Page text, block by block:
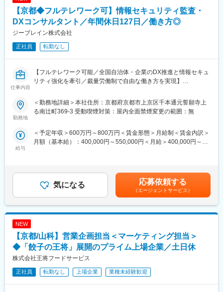
た、各専門ごとの技術研修から、人間力研修まで、業界トップク
ラスのグループ研修体制を整えています。「研修回数：631回／
年」「研修制度を有効活用しているエンジニア：延べ6,762名」な
ど、他社とは比べ物にならないレベルでの研修を受けることがで
きます。その結果が、「離職率：約6.1%（製造業平均約11％）」
変更の範囲：会社の定める業務
▽建築施工現場の監理業務
■案件の特徴：
ど幅広くございます。エリアは京都をメインとし、大阪・滋賀・
になり、業務が偏らないように配分します。
計13名（20代1名、30代2名、40代4名、50代2名、60代以上4名
／男性：11名、女性：2名) が在籍しており、幅広いメンバーが活
■特徴：
◎働き方改革進行中！
う、調整・管理をして残業削減への取り組みを行っています。
◎社長と社員の距離が近く、風通しが良い社風です。また自由度
の高い民間案件が中心であり、個人の裁量が大きい環境の為、建
【京都◆フルテレワーク可】情報セキュリティ監査・
DXコンサルタント／年間休日127日／働き方◎
ジーブレイン株式会社
正社員 転勤なし
仕事内容
【フルテレワーク可能／全国自治体・企業のDX推進と情報セキュ
リティ強化を牽引／裁量労働制で自由な働き方を実現】
当社のコンサルタント職は、情報セキュリティ監査やDX・セキュ
リティコンサルティングを通じて、全国の自治体や企業の情報資
当し、付随して見積作成・契約などの営業活動も発生します。
ッフ研修、セキュリティ対策の実施サポート、第三者監査の実施
です。また、自治体向け研修システムのコンサル業務や、DX人材
育成にも携わります。全国への出張が多く、オンライン会議も活
用しながら業務を遂行します。顧客に合わせた見積作成や契約対
応も行い、業績に応じて歩合制度への切り替えも可能です。
■組織構成
全社員9名で、元SEやエンジニア出身者が中心。少数精鋭のチー
ムです。
■業務の魅力
フルテレワーク可能、裁量労働制で自分のペースで働ける環境で
勤務地
＜勤務地詳細＞本社住所：京都府京都市上京区千本通元誓願寺上
る南辻町369-3 受動喫煙対策：屋内全面禁煙変更の範囲：無
給与
＜予定年収＞600万円～800万円＜賃金形態＞月給制＜賃金内訳＞
月額（基本給）：400,000円～550,000円＜月給＞400,000円～
す。月給(月額)は固定手当を含めた表記です。
気になる 応募依頼する
（エージェントサービス）
NEW
【京都/山科】営業企画担当＜マーケティング担当＞
◆「餃子の王将」展開のプライム上場企業／土日休
株式会社王将フードサービス
正社員 転勤なし 上場企業 業種未経験歓迎